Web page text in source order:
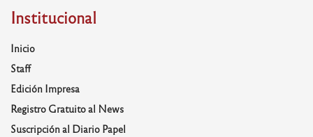
Institucional
Inicio
Staff
Edición Impresa
Registro Gratuito al News
Suscripción al Diario Papel